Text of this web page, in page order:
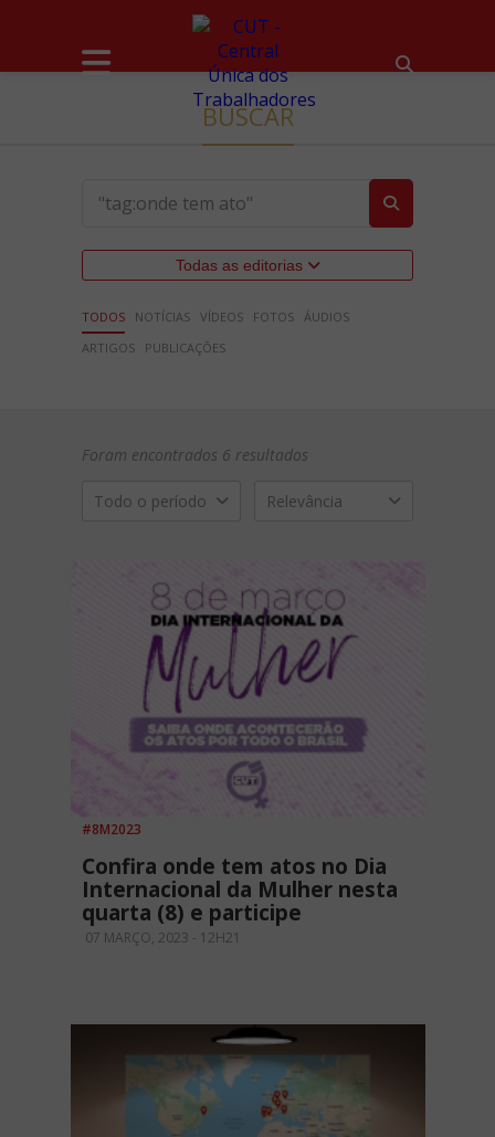
BUSCAR
Todas as editorias
TODOS NOTÍCIAS VÍDEOS FOTOS ÁUDIOS
ARTIGOS
PUBLICAÇÕES
Foram encontrados 6 resultados
Todo o período Relevância
#8M2023
Confira onde tem atos no Dia
Internacional da Mulher nesta
quarta (8) e participe
07 MARÇO, 2023 - 12H21